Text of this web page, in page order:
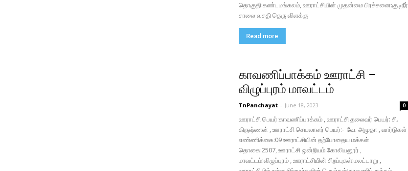
தொகுதி:கண்டமங்கலம், ஊராட்சியின் முதன்மை பிரச்சனை:குடிநீர்
சாலை வசதி தெரு விளக்கு
Read more
காவணிப்பாக்கம் ஊராட்சி –
விழுப்புரம் மாவட்டம்
TnPanchayat - June 18, 2023 0
ஊராட்சி பெயர்:காவணிப்பாக்கம் , ஊராட்சி தலைவர் பெயர்: சி.
கிருஷ்ணன் , ஊராட்சி செயலாளர் பெயர்:- வே. அமுதா , வார்டுகள்
எண்ணிக்கை:09 ஊராட்சியின் தற்போதைய மக்கள்
தொகை:2507, ஊராட்சி ஒன்றியம்:கோலியனூர் ,
மாவட்டம்:விழுப்புரம் , ஊராட்சியின் சிறப்புகள்:மலட்டாறு ,